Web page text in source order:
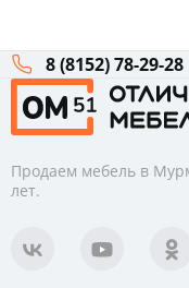
8 (8152) 78-29-28
Продаем мебель в
лет.